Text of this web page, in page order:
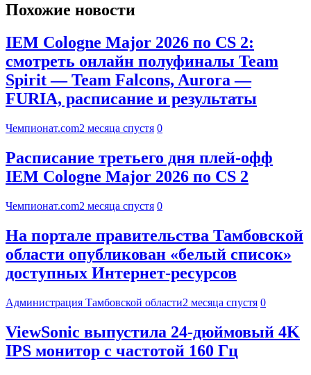
Похожие новости
IEM Cologne Major 2026 по CS 2:
смотреть онлайн полуфиналы Team
Spirit — Team Falcons, Aurora —
FURIA, расписание и результаты
Чемпионат.com2 месяца спустя 0
Расписание третьего дня плей-офф
IEM Cologne Major 2026 по CS 2
Чемпионат.com2 месяца спустя 0
На портале правительства Тамбовской
области опубликован «белый список»
доступных Интернет-ресурсов
Администрация Тамбовской области2 месяца спустя 0
ViewSonic выпустила 24-дюймовый 4K
IPS монитор с частотой 160 Гц